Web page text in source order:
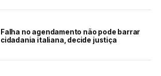
Falha no agendamento não pode barrar
cidadania italiana, decide justiça